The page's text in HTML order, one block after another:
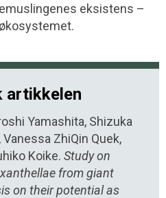
eksistens –
artikkelen
Yamashita, Shizuka
ZhiQin Quek,
Koike. Study on
from giant
on their potential as